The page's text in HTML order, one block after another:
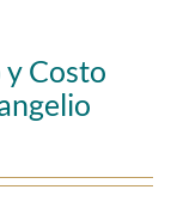
Costo